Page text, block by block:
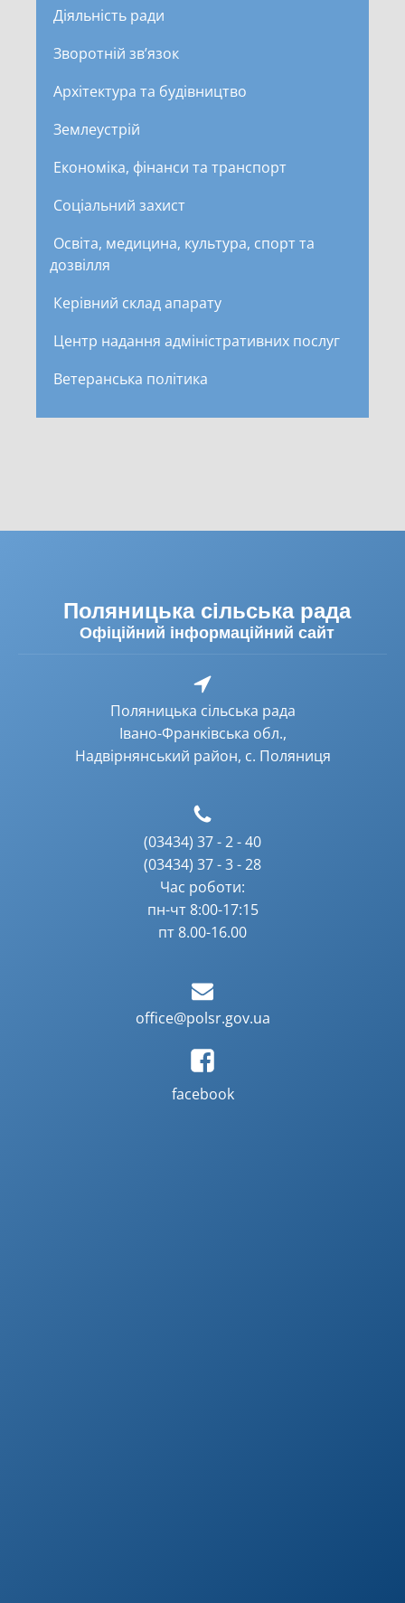
Діяльність ради
Зворотній зв’язок
Архітектура та будівництво
Землеустрій
Економіка, фінанси та транспорт
Соціальний захист
Освіта, медицина, культура, спорт та
дозвілля
Керівний склад апарату
Центр надання адміністративних послуг
Ветеранська політика
Поляницька сільська рада
Офіційний інформаційний сайт
Поляницька сільська рада
Івано-Франківська обл.,
Надвірнянський район, с. Поляниця
(03434) 37 - 2 - 40
(03434) 37 - 3 - 28
Час роботи:
пн-чт 8:00-17:15
пт 8.00-16.00
office@polsr.gov.ua
facebook